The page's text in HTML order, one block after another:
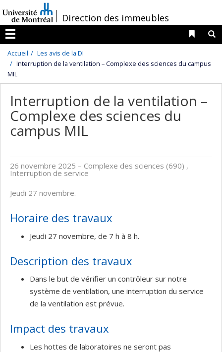
au
contenu
/Direction des immeubles
Menu
Liens
Accueil
Les avis de la DI
Interruption de la ventilation – Complexe des sciences du campus
MIL
Interruption de la ventilation –
Complexe des sciences du
campus MIL
26 novembre 2025 – Complexe des sciences (690) ,
Interruption de service
Jeudi 27 novembre.
Horaire des travaux
Jeudi 27 novembre, de 7 h à 8 h.
Description des travaux
Dans le but de vérifier un contrôleur sur notre
système de ventilation, une interruption du service
de la ventilation est prévue.
Impact des travaux
Les hottes de laboratoires ne seront pas